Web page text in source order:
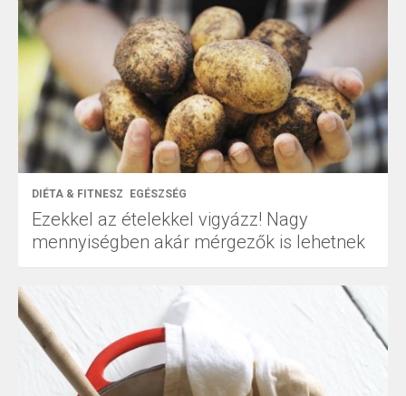
DIÉTA & FITNESZ EGÉSZSÉG
Ezekkel az ételekkel vigyázz! Nagy
mennyiségben akár mérgezők is lehetnek